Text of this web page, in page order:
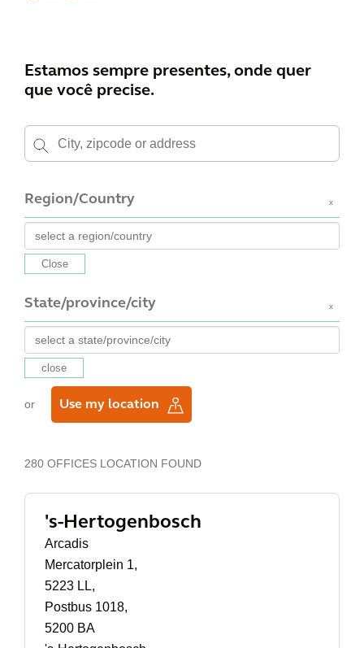
Estamos sempre presentes, onde quer
que você precise.
Region/Country x
Close
State/province/city x
close
or Use my location
280 OFFICES LOCATION FOUND
's-Hertogenbosch
Arcadis
Mercatorplein 1,
5223 LL,
Postbus 1018,
5200 BA